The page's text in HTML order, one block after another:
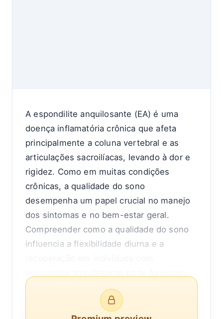
A espondilite anquilosante (EA) é uma
doença inflamatória crônica que afeta
principalmente a coluna vertebral e as
articulações sacroilíacas, levando à dor e
rigidez. Como em muitas condições
crônicas, a qualidade do sono
desempenha um papel crucial no manejo
dos sintomas e no bem-estar geral.
Compreender como a qualidade do sono
influencia a flexibilidade diurna e a
insights valiosos para o manejo da doença
e melhorar a qualidade de vida.